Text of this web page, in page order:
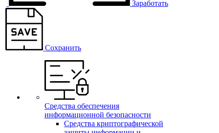
Заработать
Сохранить
Средства обеспечения
информационной безопасности
Средства криптографической